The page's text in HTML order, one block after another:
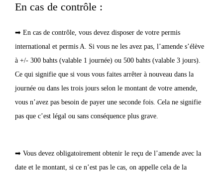
En cas de contrôle :
➡ En cas de contrôle, vous devez disposer de votre permis
international et permis A. Si vous ne les avez pas, l’amende s’élève
à +/- 300 bahts (valable 1 journée) ou 500 bahts (valable 3 jours).
Ce qui signifie que si vous vous faites arrêter à nouveau dans la
journée ou dans les trois jours selon le montant de votre amende,
vous n’avez pas besoin de payer une seconde fois. Cela ne signifie
pas que c’est légal ou sans conséquence plus grave.
➡ Vous devez obligatoirement obtenir le reçu de l’amende avec la
date et le montant, si ce n’est pas le cas, on appelle cela de la